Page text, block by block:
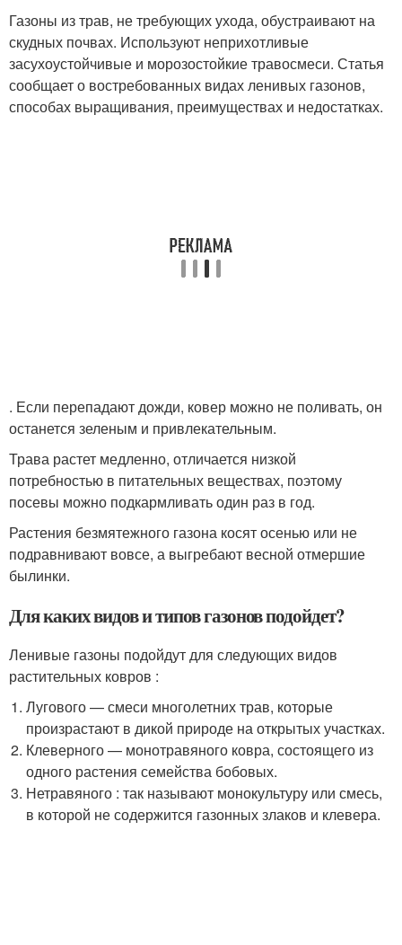
Газоны из трав, не требующих ухода, обустраивают на
скудных почвах. Используют неприхотливые
засухоустойчивые и морозостойкие травосмеси. Статья
сообщает о востребованных видах ленивых газонов,
способах выращивания, преимуществах и недостатках.
. Если перепадают дожди, ковер можно не поливать, он
останется зеленым и привлекательным.
Трава растет медленно, отличается низкой
потребностью в питательных веществах, поэтому
посевы можно подкармливать один раз в год.
Растения безмятежного газона косят осенью или не
подравнивают вовсе, а выгребают весной отмершие
былинки.
Для каких видов и типов газонов подойдет?
Ленивые газоны подойдут для следующих видов
растительных ковров :
Лугового — смеси многолетних трав, которые
произрастают в дикой природе на открытых участках.
Клеверного — монотравяного ковра, состоящего из
одного растения семейства бобовых.
Нетравяного : так называют монокультуру или смесь,
в которой не содержится газонных злаков и клевера.